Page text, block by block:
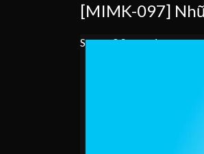
[MIMK-097]
Server 0Server 1